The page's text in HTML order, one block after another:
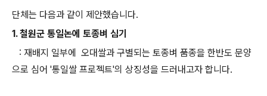
단체는 다음과 같이 제안했습니다.
1. 철원군 통일논에 토종벼 심기
: 재배지 일부에 오대쌀과 구별되는 토종벼 품종을 한반도 문양
으로 심어 '통일쌀 프로젝트'의 상징성을 드러내고자 합니다.